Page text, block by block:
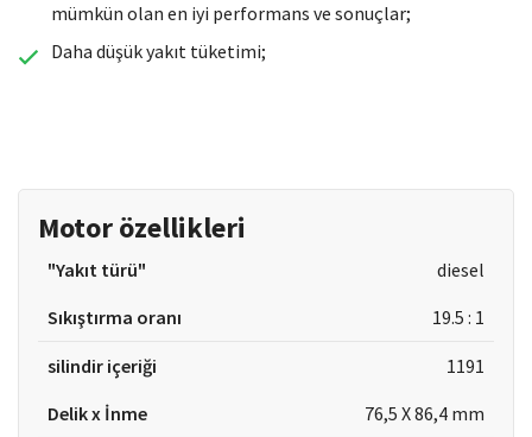
mümkün olan en iyi performans ve sonuçlar;
Daha düşük yakıt tüketimi;
Motor özellikleri
"Yakıt türü"
diesel
Sıkıştırma oranı
19.5 : 1
silindir içeriği
1191
Delik x İnme
76,5 X 86,4 mm